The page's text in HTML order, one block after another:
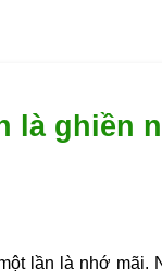
là ghiền
lần là nhớ mãi.